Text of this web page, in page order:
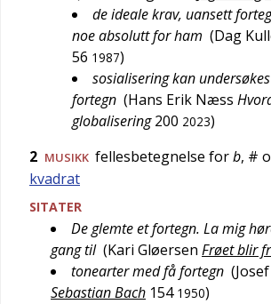
de ideale krav, uansett
noe absolutt for ham (Dag
56 1987)
sosialisering kan
fortegn (Hans Erik Næss
globalisering 200 2023)
2 MUSIKK fellesbetegnelse forb, #
kvadrat
SITATER
De glemte et fortegn. La mig
gang til (Kari Gløersen Frøet blir
tonearter med få fortegn (
Sebastian Bach 154 1950)